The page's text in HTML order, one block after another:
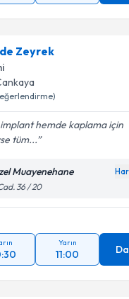
Zeyrek
hemde kaplama için
tüm...
Muayenehane
36 / 20
Yarın
11:00